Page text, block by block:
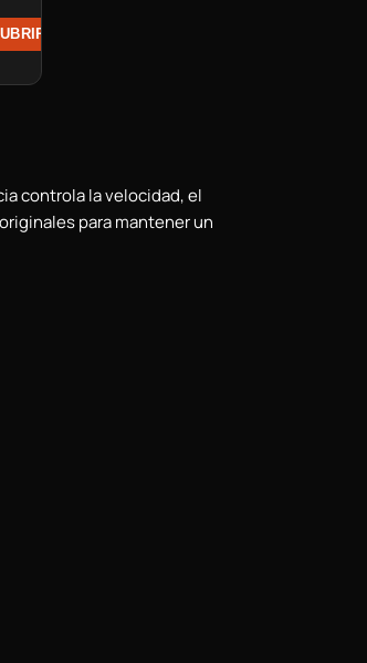
→
controla la velocidad, el
para mantener un